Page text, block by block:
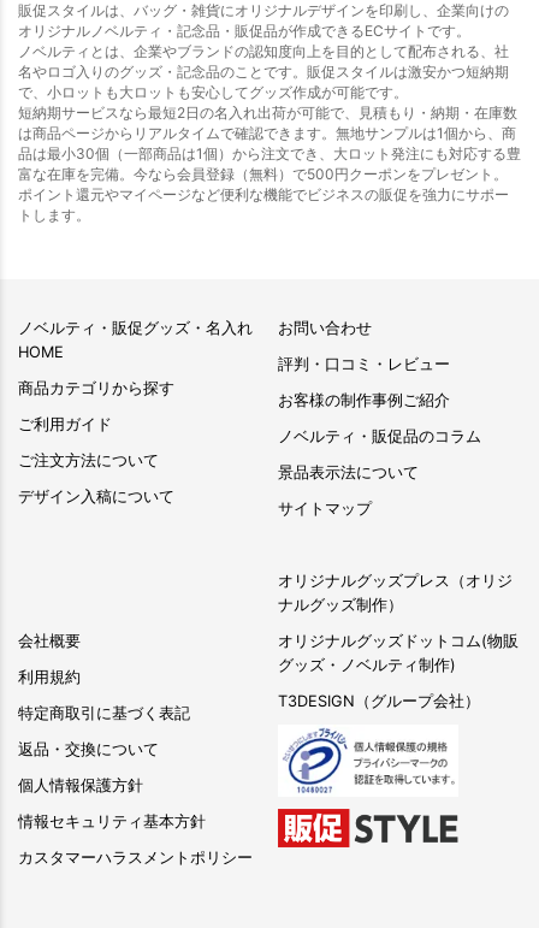
販促スタイルは、バッグ・雑貨にオリジナルデザインを印刷し、企業向けの
オリジナルノベルティ・記念品・販促品が作成できるECサイトです。
ノベルティとは、企業やブランドの認知度向上を目的として配布される、社
名やロゴ入りのグッズ・記念品のことです。販促スタイルは激安かつ短納期
で、小ロットも大ロットも安心してグッズ作成が可能です。
短納期サービスなら最短2日の名入れ出荷が可能で、見積もり・納期・在庫数
は商品ページからリアルタイムで確認できます。無地サンプルは1個から、商
品は最小30個（一部商品は1個）から注文でき、大ロット発注にも対応する豊
富な在庫を完備。今なら会員登録（無料）で500円クーポンをプレゼント。
ポイント還元やマイページなど便利な機能でビジネスの販促を強力にサポー
トします。
ノベルティ・販促グッズ・名入れ
HOME
商品カテゴリから探す
ご利用ガイド
ご注文方法について
デザイン入稿について
会社概要
利用規約
特定商取引に基づく表記
返品・交換について
個人情報保護方針
情報セキュリティ基本方針
カスタマーハラスメントポリシー
お問い合わせ
評判・口コミ・レビュー
お客様の制作事例ご紹介
ノベルティ・販促品のコラム
景品表示法について
サイトマップ
オリジナルグッズプレス（オリジ
ナルグッズ制作）
オリジナルグッズドットコム(物販
グッズ・ノベルティ制作)
T3DESIGN（グループ会社）